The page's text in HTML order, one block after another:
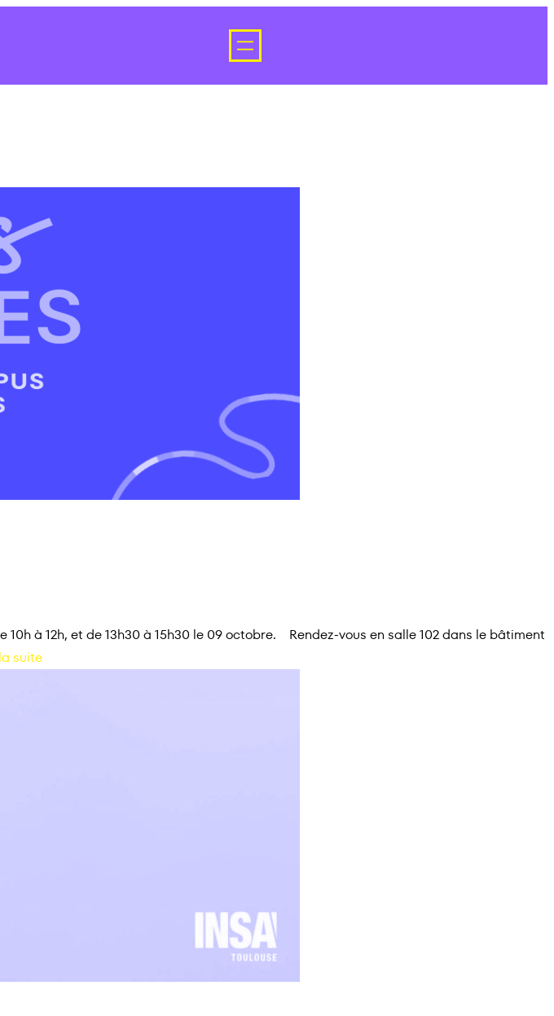
à 12h, et de 13h30 à 15h30 le 09 octobre. Rendez-vous en salle 102 dans le bâtiment
suite